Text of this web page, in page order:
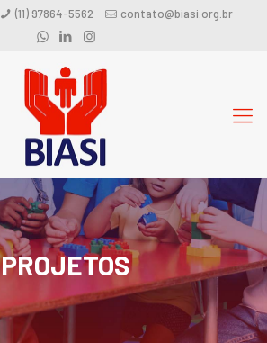
(11) 97864-5562 contato@biasi.org.br
PROJETOS